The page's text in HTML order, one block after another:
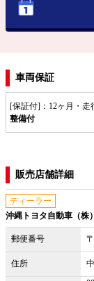
車両保証
[保証付]：12ヶ月・走
整備付
販売店舗詳細
ディーラー
沖縄トヨタ自動車（
郵便番号
住所